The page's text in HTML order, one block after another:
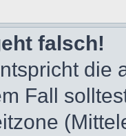
falsch!
die
Fall